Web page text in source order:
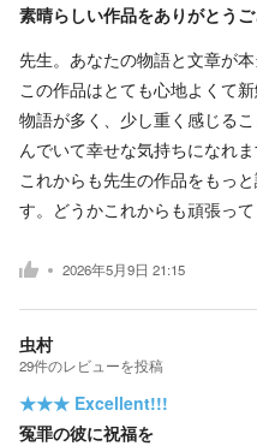
素晴らしい作品をありがとうご
先生。あなたの物語と文章が本
この作品はとても心地よくて
物語が多く、少し重く感じる
んでいて幸せな気持ちになれま
これからも先生の作品をもっ
す。どうかこれからも頑張って
2026年5月9日 21:15
虫村
29件のレビューを投稿
★★★ Excellent!!!
冤罪の彼に祝福を